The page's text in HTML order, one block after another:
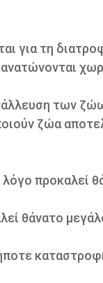
για τη
των
ζώα
προκαλεί
θάνατο